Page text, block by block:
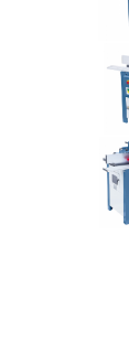
Ferastraie
dubla
Ferastraie
banda si
Ferastraie
Strunguri
Strunguri CNC
Strunguri cu
Strunguri cu